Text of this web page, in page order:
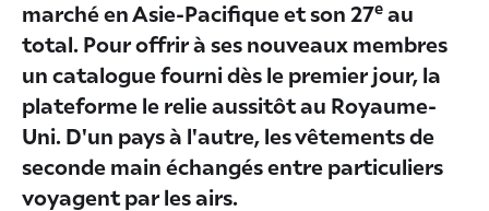
marché en Asie-Pacifique et son 27e au
total. Pour offrir à ses nouveaux membres
un catalogue fourni dès le premier jour, la
plateforme le relie aussitôt au Royaume-
Uni. D'un pays à l'autre, les vêtements de
seconde main échangés entre particuliers
voyagent par les airs.